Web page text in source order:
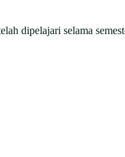
dipelajari selama